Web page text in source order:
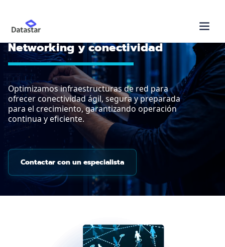
Networking y conectividad
Optimizamos infraestructuras de red para
ofrecer conectividad ágil, segura y preparada
para el crecimiento, garantizando operación
continua y eficiente.
Contactar con un especialista